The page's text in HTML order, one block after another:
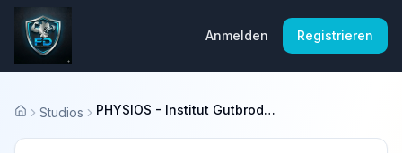
Anmelden Registrieren
Startseite
Studios PHYSIOS - Institut Gutbrod | Tübingen